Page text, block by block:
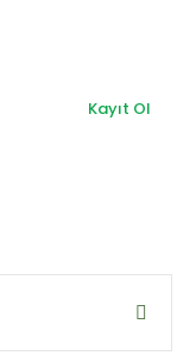
Kayıt Ol